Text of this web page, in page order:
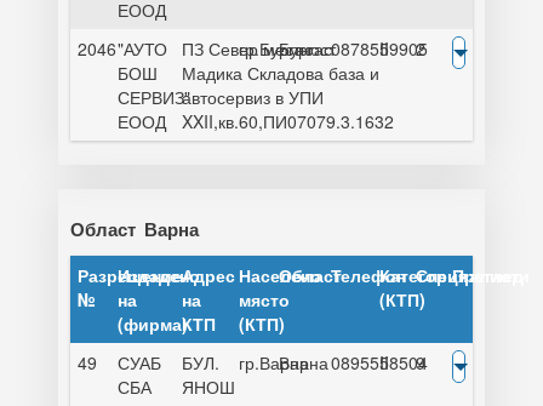
ЕООД
2046"АУТО
БОШ
СЕРВИЗ"
ЕООД
ПЗ Север местност
Мадика Складова база и
автосервиз в УПИ
XXII,кв.60,ПИ07079.3.1632
гр.Бургас
Бургас0878559905
II 2
Област Варна
Разрешение
№
Издадено
на
(фирма)
Адрес
на
КТП
Населено
място
(КТП)
ОбластТелефонКатегория
(КТП)
Специалисти
Преглед
49
СУАБ
СБА
БУЛ.
ЯНОШ
гр.Варна
Варна0895558504
II 9